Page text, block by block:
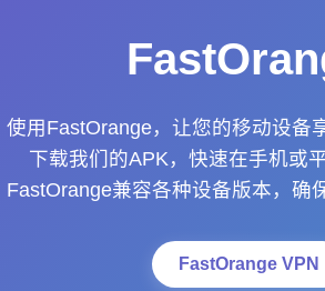
使用FastOrange，让您的移动设备
下载我们的APK，快速在手机或
FastOrange兼容各种设备版本，确
FastOrange VPN